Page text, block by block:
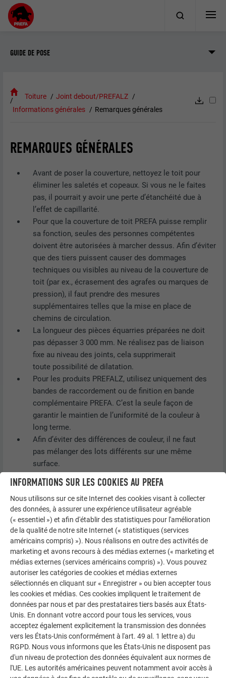
GUIDE DE POSE
Toiture
Joint debout/PREFALZ
Informations générales
Remarques générales
REMARQUES GÉNÉRALES
Avant de poser la couverture, nettoyez le toit pour
éliminer les saletés et copeaux. Si vous ne le faites
pas, il pourrait y avoir une perte d’étanchéité due à
l’effet de capillarité.
Pour que la couverture de toit PREFA puisse remplir
sa fonction, seules des personnes compétentes
doivent être autorisées à marcher dessus. Afin d’éviter
que des tiers puissent causer des dommages
techniques ou visibles au niveau de la couverture de
toit (par ex., écrasement des agrafes ou marques de
pression), il faut prendre des mesures
supplémentaires telles que la mise en place de
chemins de circulation.
La longueur des pièces équarries préparées ne doit
pas dépasser 3 000 mm. Ne réalisez pas de liaison
fixe au niveau des joints, cela supprimerait
toute possibilité de dilatation.
Pour les produits PREFALZ, utilisez uniquement des
bandes de raccordement ou de finition en bande
complémentaire PREFA. C’est la seule façon de
garantir le maintien de l’uniformité de la couleur à
long terme.
Afin d’éviter des différences de couleur, il ne faut
pas mélanger des lots différents sur une même
surface.
des bandes PREFALZ. Pour obtenir un aspect
uniforme, assurez-vous que le sens de la flèche est
correctement aligné sur chaque surface.
Pour les couvertures PREFA posées sur des couches
bitumineuses ou des couches de séparation plus
épaisses, vous devez utiliser des clous annelés plus
longs (par ex. 2,8/40).
Le recouvrement ou la retouche des rayures sur les
produits en aluminium prélaqués n’est pas nécessaire,
en raison de la résistance à la corrosion de
l’aluminium. Lors de la réparation de rayures, des
différences de couleur peuvent apparaître en raison
des différentes qualités de peinture des vernis / stylos
de réparation.
La température de façonnage ne doit pas être
inférieure à 0 °C.
INFORMATIONS SUR LES COOKIES AU PREFA
Nous utilisons sur ce site Internet des cookies visant à collecter
des données, à assurer une expérience utilisateur agréable
(« essentiel ») et afin d'établir des statistiques pour l'amélioration
de la qualité de notre site Internet (« statistiques (services
américains compris) »). Nous réalisons en outre des activités de
marketing et avons recours à des médias externes (« marketing et
médias externes (services américains compris) »). Vous pouvez
autoriser les catégories de cookies et médias externes
sélectionnés en cliquant sur « Enregistrer » ou bien accepter tous
les cookies et médias. Ces cookies impliquent le traitement de
données par nous et par des prestataires tiers basés aux États-
Unis. En donnant votre accord pour tous les services, vous
acceptez également explicitement la transmission des données
vers les États-Unis conformément à l'art. 49 al. 1 lettre a) du
RGPD. Nous vous informons que les États-Unis ne disposent pas
d'un niveau de protection des données équivalent aux normes de
l'UE. Les autorités américaines peuvent notamment avoir accès à